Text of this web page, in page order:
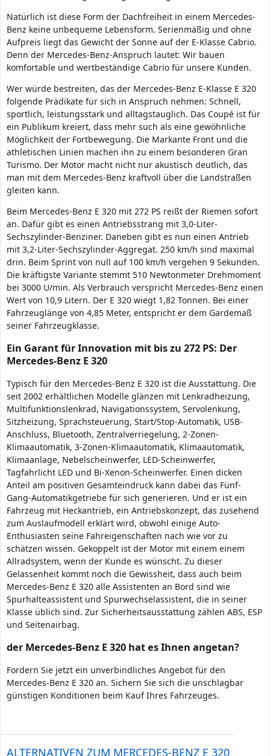
Natürlich ist diese Form der Dachfreiheit in einem Mercedes-
Benz keine unbequeme Lebensform. Serienmäßig und ohne
Aufpreis liegt das Gewicht der Sonne auf der E-Klasse Cabrio.
Denn der Mercedes-Benz-Anspruch lautet: Wir bauen
komfortable und wertbeständige Cabrio für unsere Kunden.
Wer würde bestreiten, das der Mercedes-Benz E-Klasse E 320
folgende Prädikate für sich in Anspruch nehmen: Schnell,
sportlich, leistungsstark und alltagstauglich. Das Coupé ist für
ein Publikum kreiert, dass mehr such als eine gewöhnliche
Möglichkeit der Fortbewegung. Die Markante Front und die
athletischen Linien machen ihn zu einem besonderen Gran
Turismo. Der Motor macht nicht nur akustisch deutlich, das
man mit dem Mercedes-Benz kraftvoll über die Landstraßen
gleiten kann.
Beim Mercedes-Benz E 320 mit 272 PS reißt der Riemen sofort
an. Dafür gibt es einen Antriebsstrang mit 3,0-Liter-
Sechszylinder-Benziner. Daneben gibt es nun einen Antrieb
mit 3,2-Liter-Sechszylinder-Aggregat. 250 km/h sind maximal
drin. Beim Sprint von null auf 100 km/h vergehen 9 Sekunden.
Die kräftigste Variante stemmt 510 Newtonmeter Drehmoment
bei 3000 U/min. Als Verbrauch verspricht Mercedes-Benz einen
Wert von 10,9 Litern. Der E 320 wiegt 1,82 Tonnen. Bei einer
Fahrzeuglänge von 4,85 Meter, entspricht er dem Gardemaß
seiner Fahrzeugklasse.
Ein Garant für Innovation mit bis zu 272 PS: Der
Mercedes-Benz E 320
Typisch für den Mercedes-Benz E 320 ist die Ausstattung. Die
seit 2002 erhältlichen Modelle glänzen mit Lenkradheizung,
Multifunktionslenkrad, Navigationssystem, Servolenkung,
Sitzheizung, Sprachsteuerung, Start/Stop-Automatik, USB-
Anschluss, Bluetooth, Zentralverriegelung, 2-Zonen-
Klimaautomatik, 3-Zonen-Klimaautomatik, Klimaautomatik,
Klimaanlage, Nebelscheinwerfer, LED-Scheinwerfer,
Tagfahrlicht LED und Bi-Xenon-Scheinwerfer. Einen dicken
Anteil am positiven Gesamteindruck kann dabei das Fünf-
Gang-Automatikgetriebe für sich generieren. Und er ist ein
Fahrzeug mit Heckantrieb, ein Antriebskonzept, das zusehend
zum Auslaufmodell erklärt wird, obwohl einige Auto-
Enthusiasten seine Fahreigenschaften nach wie vor zu
schätzen wissen. Gekoppelt ist der Motor mit einem einem
Allradsystem, wenn der Kunde es wünscht. Zu dieser
Gelassenheit kommt noch die Gewissheit, dass auch beim
Mercedes-Benz E 320 alle Assistenten an Bord sind wie
Spurhalteassistent und Spurwechselassistent, die in seiner
Klasse üblich sind. Zur Sicherheitsausstattung zählen ABS, ESP
und Seitenairbag.
der Mercedes-Benz E 320 hat es Ihnen angetan?
Fordern Sie jetzt ein unverbindliches Angebot für den
Mercedes-Benz E 320 an. Sichern Sie sich die unschlagbar
günstigen Konditionen beim Kauf Ihres Fahrzeuges.
ALTERNATIVEN ZUM MERCEDES-BENZ E 320